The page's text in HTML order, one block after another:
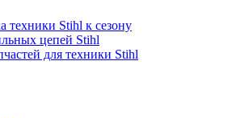
техники Stihl к сезону
цепей Stihl
для техники Stihl